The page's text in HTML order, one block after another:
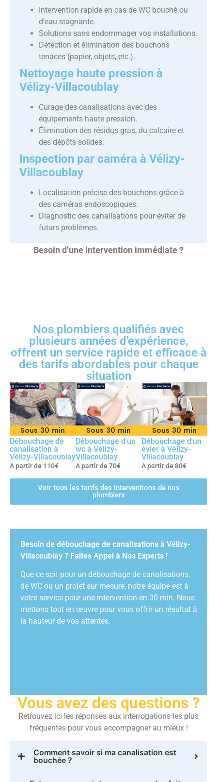
Intervention rapide en cas de WC bouché ou
d’eau stagnante.
Solutions sans endommager vos installations.
Détection et élimination des bouchons
tenaces (papier, objets, etc.).
Nettoyage haute pression à
Vélizy-Villacoublay
Curage des canalisations avec des
équipements haute pression.
Élimination des résidus gras, du calcaire et
des dépôts solides.
Inspection par caméra à Vélizy-
Villacoublay
Localisation précise des bouchons grâce à
des caméras endoscopiques.
Diagnostic des canalisations pour éviter de
futurs problèmes.
Besoin d’une intervention immédiate ?
Nos plombiers qualifiés avec
plusieurs années d'expérience,
offrent un service rapide et efficace à
des tarifs abordables pour chaque
situation
Sous 30 min
Débouchage de
canalisation à
Vélizy-Villacoublay
A partir de 110€
Sous 30 min
Débouchage d'un
wc à Vélizy-
Villacoublay
A partir de 70€
Sous 30 min
Débouchage d'un
évier à Vélizy-
Villacoublay
A partir de 80€
Voir tous les tarifs des interventions de nos
plombiers
Besoin de débouchage de canalisations à Vélizy-
Villacoublay ? Faites Appel à Nos Experts !
Que ce soit pour un débouchage de canalisations,
de WC ou un projet sur mesure, notre équipe est à
votre service pour une intervention en 30 min. Nous
mettons tout en œuvre pour vous offrir un résultat à
la hauteur de vos attentes.
Vous avez des questions ?
Retrouvez ici les réponses aux interrogations les plus
fréquentes pour vous accompagner au mieux !
Comment savoir si ma canalisation est
bouchée ?